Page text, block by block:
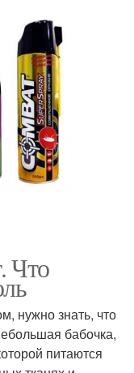
Что
нужно знать, что
бабочка,
питаются